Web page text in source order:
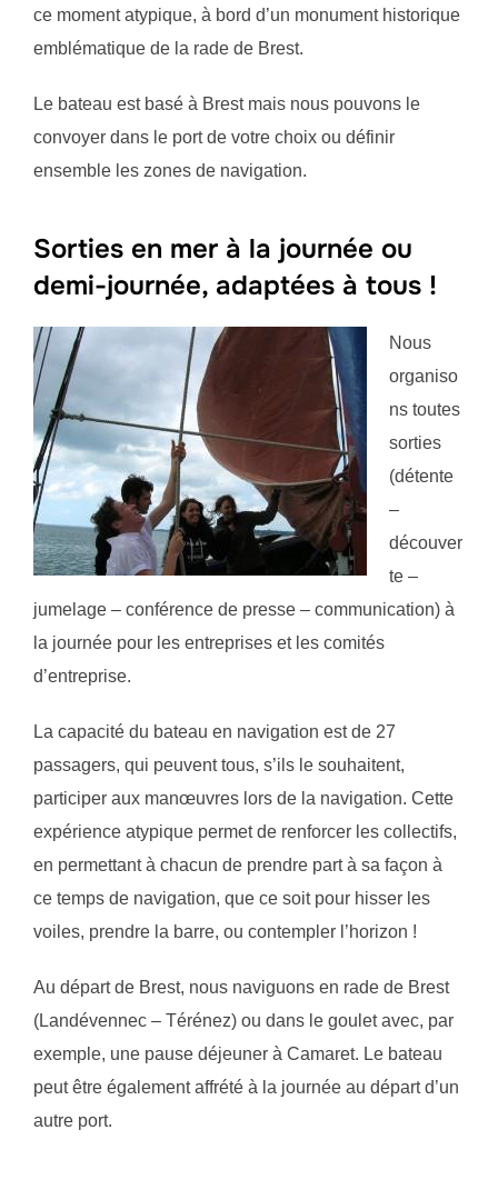
ce moment atypique, à bord d’un monument historique
emblématique de la rade de Brest.
Le bateau est basé à Brest mais nous pouvons le
convoyer dans le port de votre choix ou définir
ensemble les zones de navigation.
Sorties en mer à la journée ou
demi-journée, adaptées à tous !
Nous
organiso
ns toutes
sorties
(détente
–
découver
te –
jumelage – conférence de presse – communication) à
la journée pour les entreprises et les comités
d’entreprise.
La capacité du bateau en navigation est de 27
passagers, qui peuvent tous, s’ils le souhaitent,
participer aux manœuvres lors de la navigation. Cette
expérience atypique permet de renforcer les collectifs,
en permettant à chacun de prendre part à sa façon à
ce temps de navigation, que ce soit pour hisser les
voiles, prendre la barre, ou contempler l’horizon !
Au départ de Brest, nous naviguons en rade de Brest
(Landévennec – Térénez) ou dans le goulet avec, par
exemple, une pause déjeuner à Camaret. Le bateau
peut être également affrété à la journée au départ d’un
autre port.